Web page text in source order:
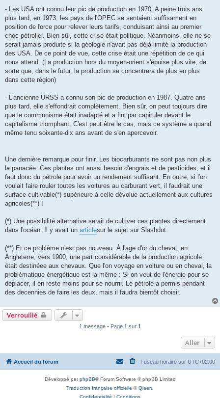
- Les USA ont connu leur pic de production en 1970. A peine trois ans
plus tard, en 1973, les pays de l'OPEC se sentaient suffisament en
position de force pour relever leurs tarifs, conduisant ainsi au premier
choc pétrolier. Bien sûr, cette crise était politique. Néanmoins, elle ne se
serait jamais produite si la géologie n'avait pas déjà limité la production
des USA. De ce point de vue, cette crise était une répétition de ce qui
nous attend. (La production hors du moyen-orient s'épuise plus vite, de
sorte que, dans le futur, la production se concentrera de plus en plus
dans cette région)
- L'ancienne URSS a connu son pic de production en 1987. Quatre ans
plus tard, elle s'effondrait complètement. Bien sûr, on peut toujours dire
que le communisme était inadapté et a fini par capituler devant le
capitalisme triomphant. C'est peut être le cas, mais ce système a quand
même tenu soixante-dix ans avant de s'en apercevoir.
Une dernière remarque pour finir. Les biocarburants ne sont pas non plus
la panacée. Ces plantes ont aussi besoin d'engrais et de pesticides, et il
faut donc du pétrole pour avoir un rendement suffisant. En outre, si l'on
voulait faire rouler toutes les voitures au carburant vert, il faudrait une
surface cultivable(*) supérieure à celle dévolue actuellement aux cultures
agricoles(**) !
(*) Une possibilité alternative serait de cultiver ces plantes directement
dans l'océan. Il y avait un articlesur le sujet sur Slashdot.
(**) Et ce problème n'est pas nouveau. À l'age d'or du cheval, en
Angleterre, vers 1900, une part considérable de la production agricole
était destinéee aux chevaux. Que l'on voyage en voiture ou en cheval, la
problématique énergétique est la même : Si on veut de l'énergie pour se
déplacer, il en reste moins pour se nourrir. Le pétrole a permis pendant
des decennies de faire les deux, mais il faudra bientôt choisir.
Verrouillé
1 message • Page 1 sur 1
Aller
Accueil du forum Fuseau horaire sur UTC+02:00
Développé parphpBB® Forum Software © phpBB Limited
Traduction française officielle ©Qiaeru
Confidentialité | Conditions